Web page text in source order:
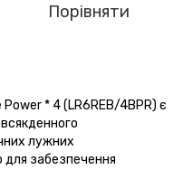
Порівняти
* 4 (LR6REB/4BPR) є
лужних
для забезпечення